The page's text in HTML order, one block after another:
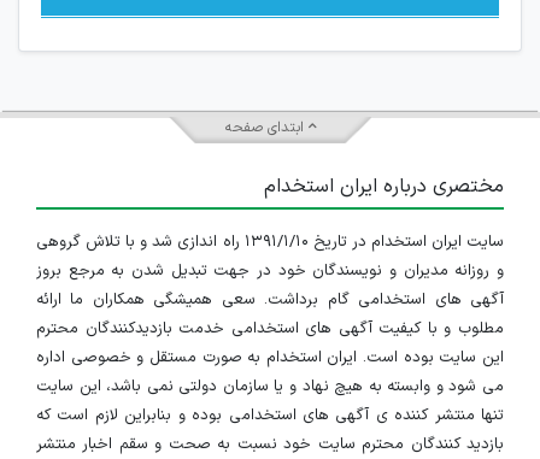
ابتدای صفحه
مختصری درباره ایران استخدام
سایت ایران استخدام در تاریخ ۱۳۹۱/۱/۱۰ راه اندازی شد و با تلاش گروهی
و روزانه مدیران و نویسندگان خود در جهت تبدیل شدن به مرجع بروز
آگهی های استخدامی گام برداشت. سعی همیشگی همکاران ما ارائه
مطلوب و با کیفیت آگهی های استخدامی خدمت بازدیدکنندگان محترم
این سایت بوده است. ایران استخدام به صورت مستقل و خصوصی اداره
می شود و وابسته به هیچ نهاد و یا سازمان دولتی نمی باشد، این سایت
تنها منتشر کننده ی آگهی های استخدامی بوده و بنابراین لازم است که
بازدید کنندگان محترم سایت خود نسبت به صحت و سقم اخبار منتشر